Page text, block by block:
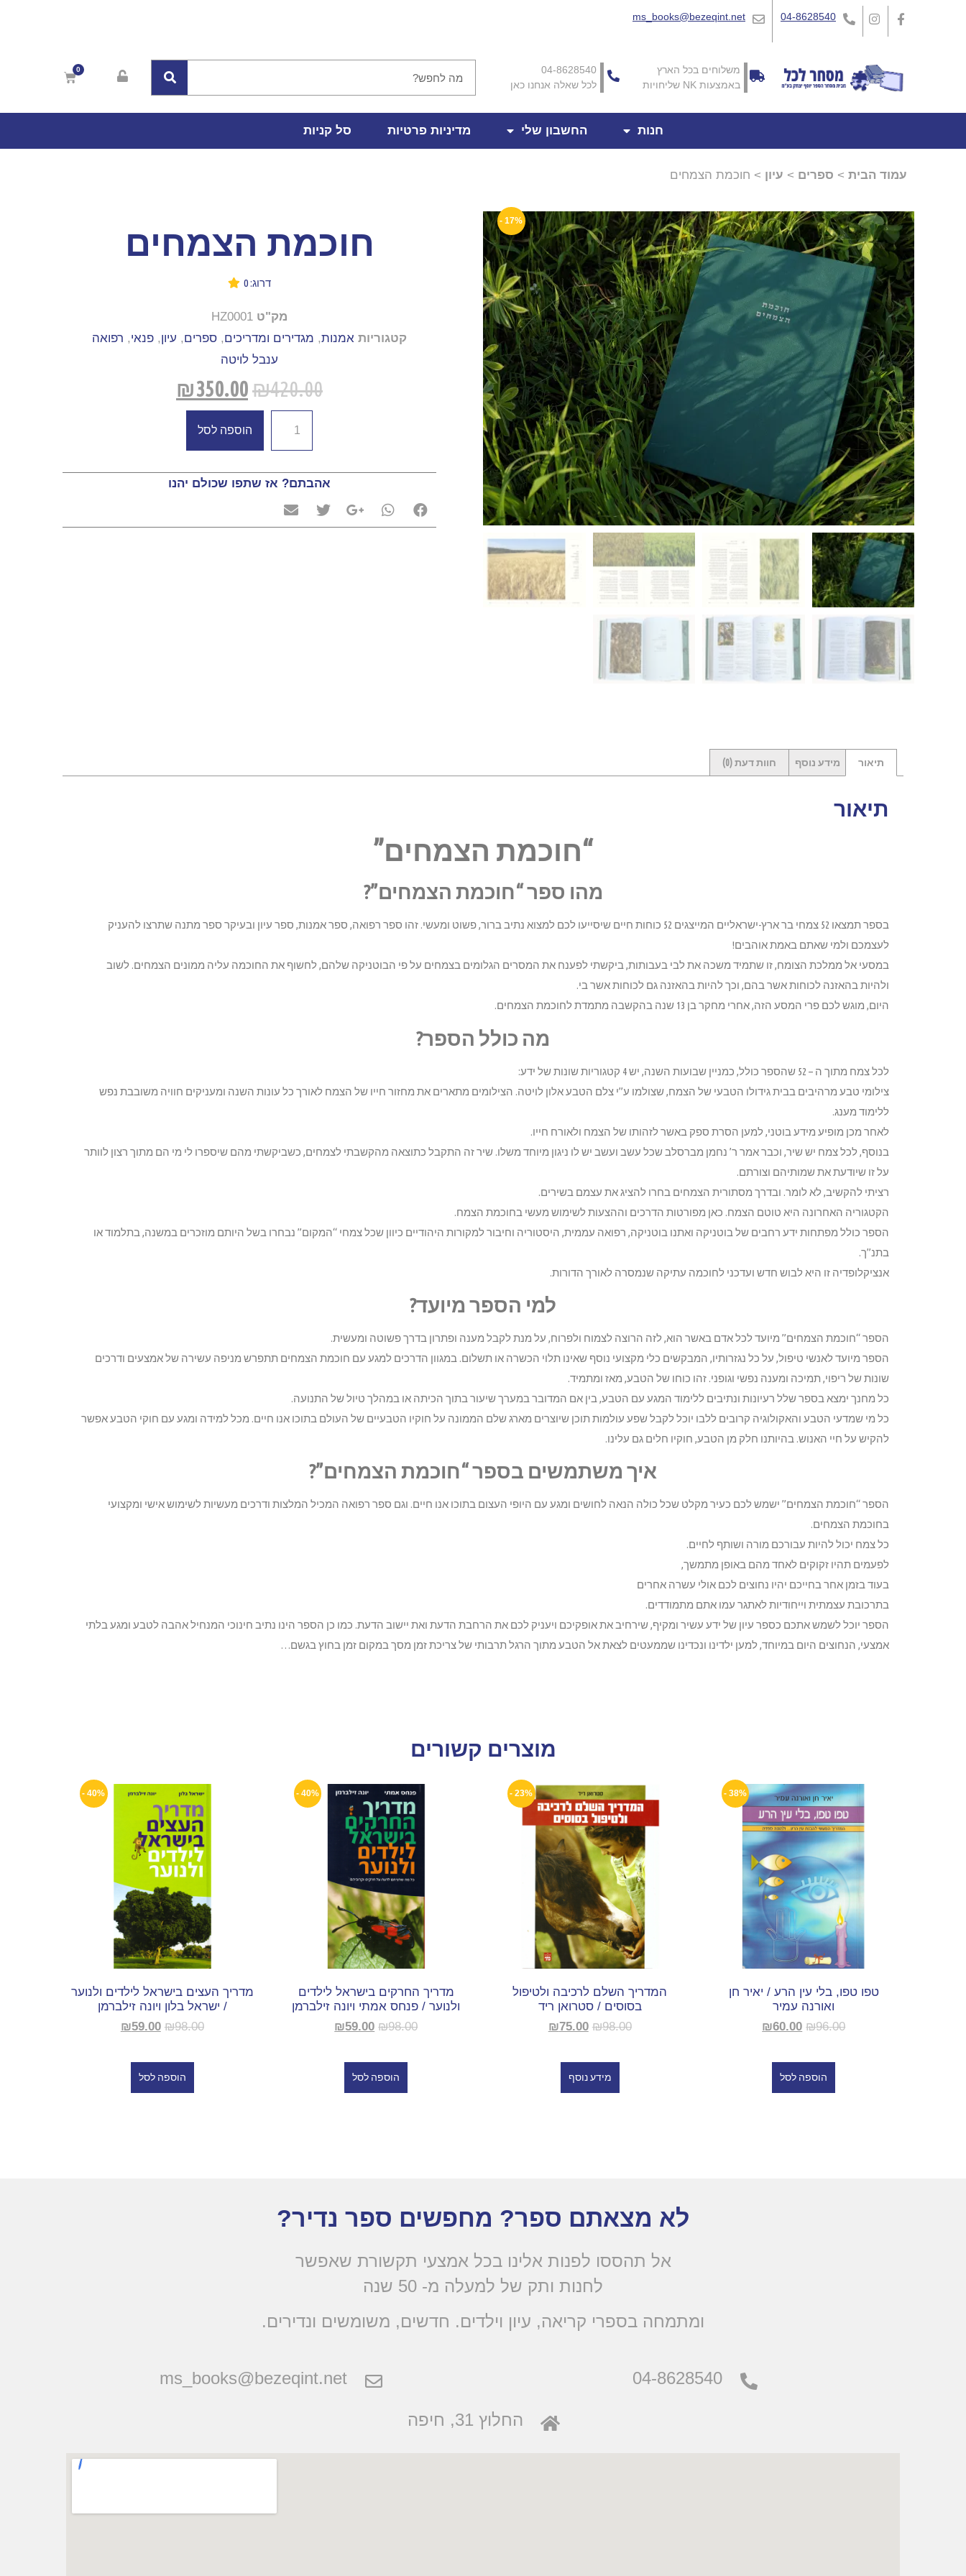
04-8628540
ms_books@bezeqint.net
משלוחים בכל הארץ
באמצעות NK שליחויות
04-8628540
לכל שאלה אנחנו כאן
חנות החשבון שלי מדיניות פרטיות סל קניות
עמוד הבית > ספרים > עיון > חוכמת הצמחים
17% - חוכמת הצמחים
דרוג: 0
מק"ט HZ0001
קטגוריות אמנות, מגדירים ומדריכים, ספרים, עיון, פנאי, רפואה
ענבל לויטה
₪420.00
₪350.00
הוספה לסל
אהבתם? אז שתפו שכולם יהנו
תיאור מידע נוסף חוות דעת (0)
תיאור
“חוכמת הצמחים”
מהו ספר “חוכמת הצמחים”?
בספר תמצאו 52 צמחי בר ארץ-ישראליים המייצגים 52 כוחות חיים שיסייעו לכם למצוא נתיב ברור, פשוט ומעשי. זהו ספר רפואה, ספר אמנות, ספר עיון ובעיקר ספר מתנה שתרצו להעניק
לעצמכם ולמי שאתם באמת אוהבים!
במסעי אל ממלכת הצומח, זו שתמיד משכה את לבי בעבותות, ביקשתי לפענח את המסרים הגלומים בצמחים על פי הבוטניקה שלהם, לחשוף את החוכמה עליה ממונים הצמחים. לשוב
ולהיות בהאזנה לכוחות אשר בהם, וכך להיות בהאזנה גם לכוחות אשר בי.
היום, מוגש לכם פרי המסע הזה, אחרי מחקר בן 13 שנה בהקשבה מתמדת לחוכמת הצמחים.
מה כולל הספר?
לכל צמח מתוך ה – 52 שהספר כולל, כמניין שבועות השנה, יש 4 קטגוריות שונות של ידע:
צילומי טבע מרהיבים בבית גידולו הטבעי של הצמח, שצולמו ע”י צלם הטבע אלון לויטה. הצילומים מתארים את מחזור חייו של הצמח לאורך כל עונות השנה ומעניקים חוויה משובבת נפש
ללימוד מענג.
לאחר מכן מופיע מידע בוטני, למען הסרת ספק באשר לזהותו של הצמח ולאורח חייו.
בנוסף, לכל צמח יש שיר, וכבר אמר ר’ נחמן מברסלב שכל עשב ועשב יש לו ניגון מיוחד משלו. שיר זה התקבל כתוצאה מהקשבתי לצמחים, כשביקשתי מהם שיספרו לי מי הם מתוך רצון לוותר
על זו שיודעת את שמותיהם וצורתם.
רציתי להקשיב, לא לומר. ובדרך מסתורית הצמחים בחרו להציג את עצמם בשירים.
הקטגוריה האחרונה היא טוטם הצמח. כאן מפורטות הדרכים וההצעות לשימוש מעשי בחוכמת הצמח.
הספר כולל מפתחות ידע רחבים של בוטניקה ואתנו בוטניקה, רפואה עממית, היסטוריה וחיבור למקורות היהודיים כיוון שכל צמחי “המקום” נבחרו בשל היותם מוזכרים במשנה, בתלמוד או
בתנ”ך.
אנציקלופדיה זו היא לבוש חדש ועדכני לחוכמה עתיקה שנמסרה לאורך הדורות.
למי הספר מיועד?
הספר “חוכמת הצמחים” מיועד לכל אדם באשר הוא, לזה הרוצה לצמוח ולפרוח, על מנת לקבל מענה ופתרון בדרך פשוטה ומעשית.
הספר מיועד לאנשי טיפול, על כל נגזרותיו, המבקשים כלי מקצועי נוסף שאינו תלוי הכשרה או תשלום. במגוון הדרכים למגע עם חוכמת הצמחים תתפרש מניפה עשירה של אמצעים ודרכים
שונות של ריפוי, תמיכה ומענה נפשי וגופני. זהו כוחו של הטבע, מאז ומתמיד.
כל מחנך ימצא בספר שלל רעיונות ונתיבים ללימוד המגע עם הטבע, בין אם המדובר במערך שיעור בתוך הכיתה או במהלך טיול של התנועה.
כל מי שמדעי הטבע והאקולוגיה קרובים ללבו יוכל לקבל שפע עולמות תוכן שיוצרים מארג שלם הממונה על חוקיו הטבעיים של העולם בתוכו אנו חיים. מכל למידה ומגע עם חוקי הטבע אפשר
להקיש על חיי האנוש. בהיותנו חלק מן הטבע, חוקיו חלים גם עלינו.
איך משתמשים בספר “חוכמת הצמחים”?
הספר “חוכמת הצמחים” ישמש לכם כעיר מקלט שכל כולה הנאה לחושים ומגע עם היופי העצום בתוכו אנו חיים. וגם ספר רפואה המכיל המלצות ודרכים מעשיות לשימוש אישי ומקצועי
בחוכמת הצמחים.
כל צמח יכול להיות עבורכם מורה ושותף לחיים.
לפעמים תהיו זקוקים לאחד מהם באופן מתמשך,
בעוד בזמן אחר בחייכם יהיו נחוצים לכם אולי עשרה אחרים
בתרכובת עצמתית וייחודיות לאתגר עמו אתם מתמודדים.
הספר יוכל לשמש אתכם כספר עיון של ידע עשיר ומקיף, שירחיב את אופקיכם ויעניק לכם את הרחבת הדעת ואת יישוב הדעת. כמו כן הספר הינו נתיב חינוכי המנחיל אהבה לטבע ומגע בלתי
אמצעי, הנחוצים היום במיוחד, למען ילדינו ונכדינו שממעטים לצאת אל הטבע מתוך הרגל תרבותי של צריכת זמן מסך במקום זמן בחוץ בגשם…
מוצרים קשורים
38% -
טפו טפו, בלי עין הרע / יאיר חן
ואורנה עמיר
₪96.00
₪60.00
הוספה לסל
23% -
המדריך השלם לרכיבה ולטיפול
בסוסים / סטרואן ריד
₪98.00
₪75.00
מידע נוסף
40% -
מדריך החרקים בישראל לילדים
ולנוער / פנחס אמתי ויונה זילברמן
₪98.00
₪59.00
הוספה לסל
40% -
מדריך העצים בישראל לילדים ולנוער
/ ישראל בלון ויונה זילברמן
₪98.00
₪59.00
הוספה לסל
לא מצאתם ספר? מחפשים ספר נדיר?
אל תהססו לפנות אלינו בכל אמצעי תקשורת שאפשר
לחנות ותק של למעלה מ- 50 שנה
.ומתמחה בספרי קריאה, עיון וילדים. חדשים, משומשים ונדירים
04-8628540
ms_books@bezeqint.net
החלוץ 31, חיפה